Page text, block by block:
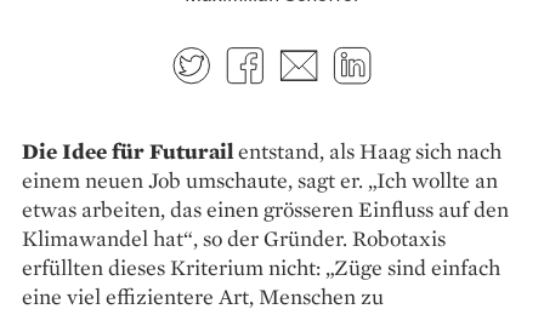
TwitterFacebook
E-mail
Die Idee für Futurailentstand, als Haag sich nach
einem neuen Job umschaute, sagt er. „Ich wollte an
etwas arbeiten, das einen grösseren Einfluss auf den
Klimawandel hat“, so der Gründer. Robotaxis
erfüllten dieses Kriterium nicht: „Züge sind einfach
eine viel effizientere Art, Menschen zu